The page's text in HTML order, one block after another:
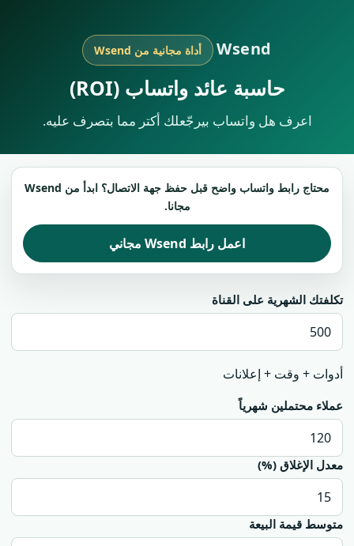
Wsend أداة مجانية من Wsend
حاسبة عائد واتساب (ROI)
اعرف هل واتساب بيرجّعلك أكتر مما بتصرف عليه.
محتاج رابط واتساب واضح قبل حفظ جهة الاتصال؟ ابدأ من Wsend
مجانا.
اعمل رابط Wsend مجاني
تكلفتك الشهرية على القناة
أدوات + وقت + إعلانات
عملاء محتملين شهرياً
معدل الإغلاق (%)
متوسط قيمة البيعة